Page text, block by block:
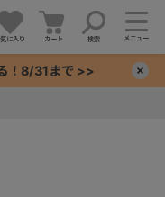
に入り カート 検索 メニュー
！8/31まで >>